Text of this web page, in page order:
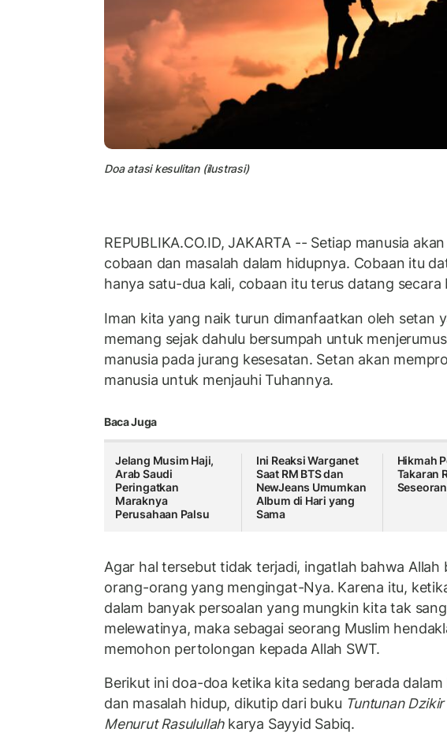
Doa atasi kesulitan (ilustrasi)
REPUBLIKA.CO.ID, JAKARTA -- Setiap manusia
cobaan dan masalah dalam hidupnya. Cobaan itu
hanya satu-dua kali, cobaan itu terus datang
Iman kita yang naik turun dimanfaatkan oleh setan
memang sejak dahulu bersumpah untuk
manusia pada jurang kesesatan. Setan akan
manusia untuk menjauhi Tuhannya.
Baca Juga
Jelang Musim Haji,
Arab Saudi
Peringatkan
Maraknya
Perusahaan Palsu
Ini Reaksi Warganet
Saat RM BTS dan
NewJeans Umumkan
Album di Hari yang
Sama
Hikmah
Takaran
Agar hal tersebut tidak terjadi, ingatlah bahwa Allah
orang-orang yang mengingat-Nya. Karena itu,
dalam banyak persoalan yang mungkin kita tak
melewatinya, maka sebagai seorang Muslim
memohon pertolongan kepada Allah SWT.
Berikut ini doa-doa ketika kita sedang berada dalam
dan masalah hidup, dikutip dari buku Tuntunan
Menurut Rasulullahkarya Sayyid Sabiq.